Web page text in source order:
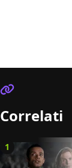
Correlati
1